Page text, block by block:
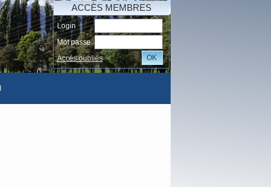
ACCÈS MEMBRES
Login
Mot passe
Accés oubliés
OK